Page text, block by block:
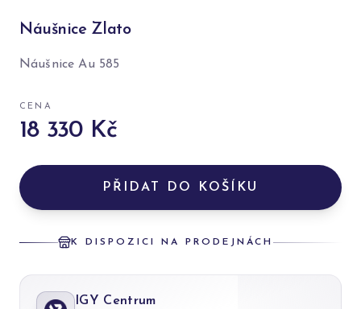
Náušnice Zlato
Náušnice Au 585
CENA
18 330 Kč
PŘIDAT DO KOŠÍKU
K DISPOZICI NA PRODEJNÁCH
IGY Centrum